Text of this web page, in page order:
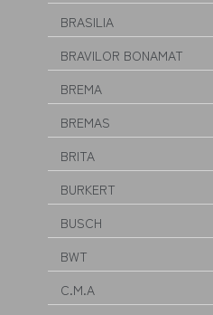
BRASILIA
BRAVILOR BONAMAT
BREMA
BREMAS
BRITA
BURKERT
BUSCH
BWT
C.M.A